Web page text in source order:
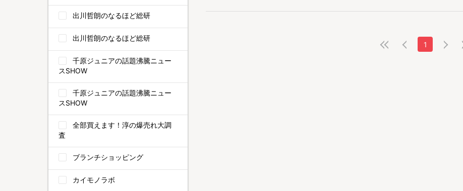
1
出川哲朗のなるほど総研
出川哲朗のなるほど総研
千原ジュニアの話題沸騰ニュー
スSHOW
千原ジュニアの話題沸騰ニュー
スSHOW
全部買えます！淳の爆売れ大調
査
ブランチショッピング
カイモノラボ